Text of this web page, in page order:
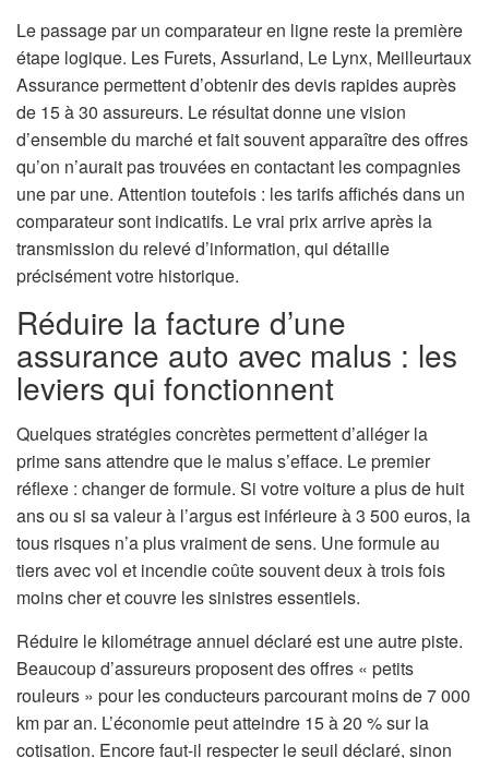
Le passage par un comparateur en ligne reste la première
étape logique. Les Furets, Assurland, Le Lynx, Meilleurtaux
Assurance permettent d’obtenir des devis rapides auprès
de 15 à 30 assureurs. Le résultat donne une vision
d’ensemble du marché et fait souvent apparaître des offres
qu’on n’aurait pas trouvées en contactant les compagnies
une par une. Attention toutefois : les tarifs affichés dans un
comparateur sont indicatifs. Le vrai prix arrive après la
transmission du relevé d’information, qui détaille
précisément votre historique.
Réduire la facture d’une
assurance auto avec malus : les
leviers qui fonctionnent
Quelques stratégies concrètes permettent d’alléger la
prime sans attendre que le malus s’efface. Le premier
réflexe : changer de formule. Si votre voiture a plus de huit
ans ou si sa valeur à l’argus est inférieure à 3 500 euros, la
tous risques n’a plus vraiment de sens. Une formule au
tiers avec vol et incendie coûte souvent deux à trois fois
moins cher et couvre les sinistres essentiels.
Réduire le kilométrage annuel déclaré est une autre piste.
Beaucoup d’assureurs proposent des offres « petits
rouleurs » pour les conducteurs parcourant moins de 7 000
km par an. L’économie peut atteindre 15 à 20 % sur la
cotisation. Encore faut-il respecter le seuil déclaré, sinon